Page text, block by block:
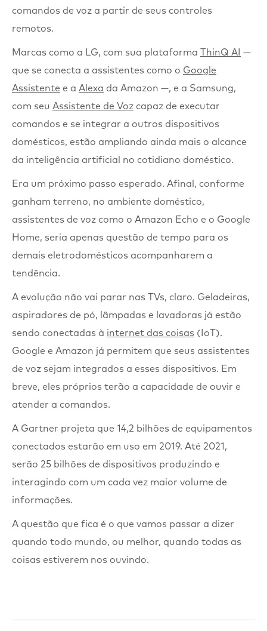
comandos de voz a partir de seus controles
remotos.
Marcas como a LG, com sua plataforma ThinQ AI —
que se conecta a assistentes como o Google
Assistente e a Alexa da Amazon —, e a Samsung,
com seu Assistente de Voz capaz de executar
comandos e se integrar a outros dispositivos
domésticos, estão ampliando ainda mais o alcance
da inteligência artificial no cotidiano doméstico.
Era um próximo passo esperado. Afinal, conforme
ganham terreno, no ambiente doméstico,
assistentes de voz como o Amazon Echo e o Google
Home, seria apenas questão de tempo para os
demais eletrodomésticos acompanharem a
tendência.
A evolução não vai parar nas TVs, claro. Geladeiras,
aspiradores de pó, lâmpadas e lavadoras já estão
sendo conectadas à internet das coisas (IoT).
Google e Amazon já permitem que seus assistentes
de voz sejam integrados a esses dispositivos. Em
breve, eles próprios terão a capacidade de ouvir e
atender a comandos.
A Gartner projeta que 14,2 bilhões de equipamentos
conectados estarão em uso em 2019. Até 2021,
serão 25 bilhões de dispositivos produzindo e
interagindo com um cada vez maior volume de
informações.
A questão que fica é o que vamos passar a dizer
quando todo mundo, ou melhor, quando todas as
coisas estiverem nos ouvindo.